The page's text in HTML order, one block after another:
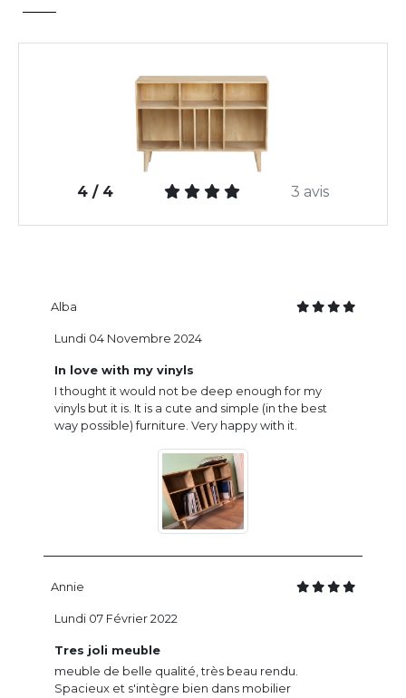
4 / 4 3 avis
Alba
In love with my vinyls
I thought it would not be deep enough for my
vinyls but it is. It is a cute and simple (in the best
way possible) furniture. Very happy with it.
Lundi 04 Novembre 2024
Annie
Tres joli meuble
meuble de belle qualité, très beau rendu.
Spacieux et s'intègre bien dans mobilier
Lundi 07 Février 2022